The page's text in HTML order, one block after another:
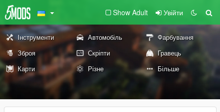
Show Adult Увійти
Інструменти Автомобіль
Фарбування
Зброя
Скріпти
Гравець
Карти
Різне Більше